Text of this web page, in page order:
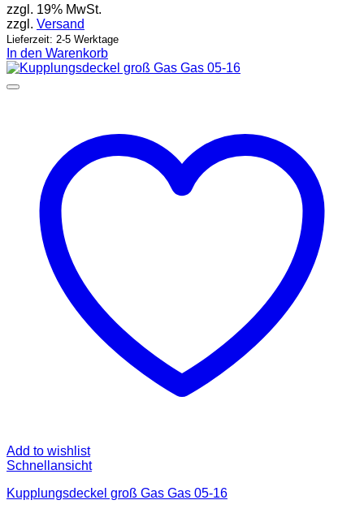
zzgl. 19% MwSt.
zzgl. Versand
Lieferzeit: 2-5 Werktage
In den Warenkorb
Add to wishlist
Schnellansicht
Kupplungsdeckel groß Gas Gas 05-16